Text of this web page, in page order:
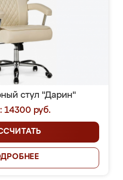
стул "Дарин"
14300 руб.